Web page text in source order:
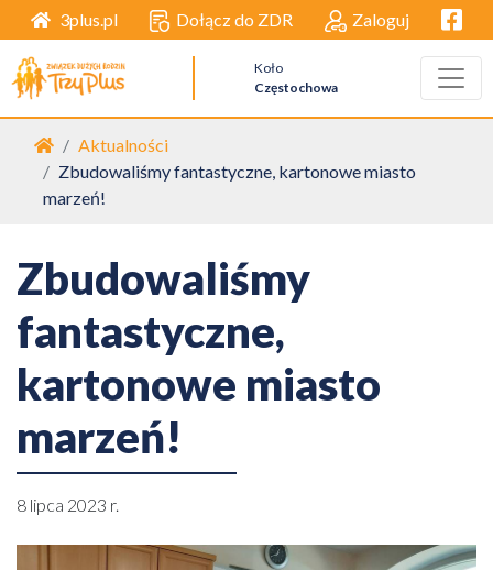
3plus.pl Dołącz do ZDR Zaloguj
Koło
Częstochowa
Strona główna
Aktualności
Zbudowaliśmy fantastyczne, kartonowe miasto
marzeń!
Zbudowaliśmy
fantastyczne,
kartonowe miasto
marzeń!
8 lipca 2023 r.